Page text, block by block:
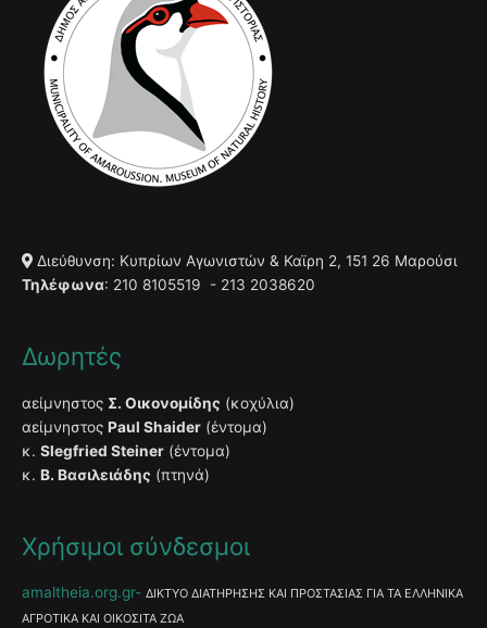
Διεύθυνση: Κυπρίων Αγωνιστών & Καϊρη 2, 151 26 Μαρούσι
Τηλέφωνα: 210 8105519 - 213 2038620
Δωρητές
αείμνηστος Σ. Οικονομίδης (κοχύλια)
αείμνηστος Paul Shaider (έντομα)
κ. Slegfried Steiner (έντομα)
κ. Β. Βασιλειάδης (πτηνά)
Χρήσιμοι σύνδεσμοι
amaltheia.org.gr
ΔΙΚΤΥΟ ΔΙΑΤΗΡΗΣΗΣ ΚΑΙ ΠΡΟΣΤΑΣΙΑΣ ΓΙΑ ΤΑ ΕΛΛΗΝΙΚΑ
ΑΓΡΟΤΙΚΑ ΚΑΙ ΟΙΚΟΣΙΤΑ ΖΩΑ